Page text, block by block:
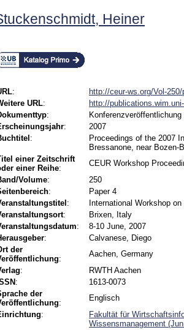
Heiner
:
http://ceur-ws.org/Vol-
URL:
http://
:
Konferenzveröffentlichung
:
2007
:
Proceedings of the 2007
Bressanone, near Bozen-
einer Zeitschrift
einer Reihe:
CEUR Workshop
Volume:
250
:
Paper 4
:
International Workshop
:
Brixen, Italy
:
8-10 June, 2007
:
Calvanese, Diego
der
:
Aachen, Germany
:
RWTH Aachen
:
1613-0073
der
:
Englisch
:
Fakultät für
Wissensmanagement